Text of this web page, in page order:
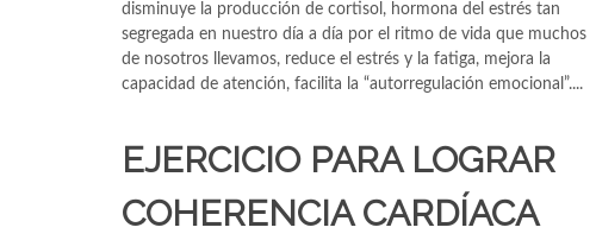
disminuye la producción de cortisol, hormona del estrés tan
segregada en nuestro día a día por el ritmo de vida que muchos
de nosotros llevamos, reduce el estrés y la fatiga, mejora la
capacidad de atención, facilita la “autorregulación emocional”....
EJERCICIO PARA LOGRAR
COHERENCIA CARDÍACA